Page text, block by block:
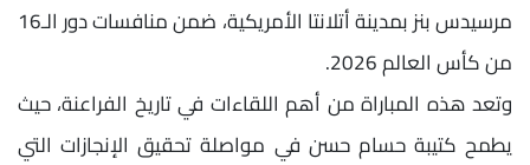
مرسيدس بنز بمدينة أتلانتا الأمريكية، ضمن منافسات دور الـ16
من كأس العالم 2026.
وتعد هذه المباراة من أهم اللقاءات في تاريخ الفراعنة، حيث
يطمح كتيبة حسام حسن في مواصلة تحقيق الإنجازات التي